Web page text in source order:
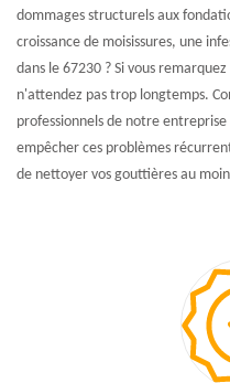
dommages structurels aux
croissance de moisissures, une
dans le 67230 ? Si vous
n'attendez pas trop longtemps.
professionnels de notre
empêcher ces problèmes
de nettoyer vos gouttières au